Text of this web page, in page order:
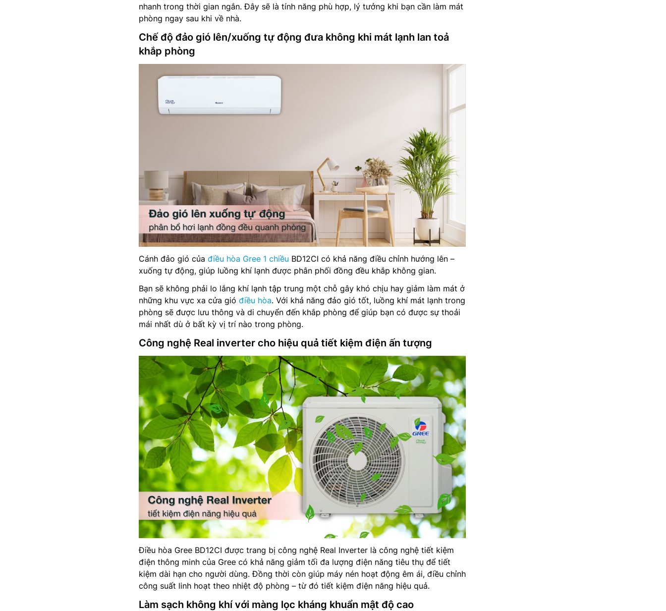
nhanh trong thời gian ngắn. Đây sẽ là tính năng phù hợp, lý tưởng khi bạn cần làm mát
phòng ngay sau khi về nhà.
Chế độ đảo gió lên/xuống tự động đưa không khi mát lạnh lan toả
khắp phòng
Cánh đảo gió của điều hòa Gree 1 chiều BD12CI có khả năng điều chỉnh hướng lên –
xuống tự động, giúp luồng khí lạnh được phân phối đồng đều khắp không gian.
Bạn sẽ không phải lo lắng khí lạnh tập trung một chỗ gây khó chịu hay giảm làm mát ở
những khu vực xa cửa gió điều hòa. Với khả năng đảo gió tốt, luồng khí mát lạnh trong
phòng sẽ được lưu thông và di chuyển đến khắp phòng để giúp bạn có được sự thoải
mái nhất dù ở bất kỳ vị trí nào trong phòng.
Công nghệ Real inverter cho hiệu quả tiết kiệm điện ấn tượng
Điều hòa Gree BD12CI được trang bị công nghệ Real Inverter là công nghệ tiết kiệm
điện thông minh của Gree có khả năng giảm tối đa lượng điện năng tiêu thụ để tiết
kiệm dài hạn cho người dùng. Đồng thời còn giúp máy nén hoạt động êm ái, điều chỉnh
công suất linh hoạt theo nhiệt độ phòng – từ đó tiết kiệm điện năng hiệu quả.
Làm sạch không khí với màng lọc kháng khuẩn mật độ cao